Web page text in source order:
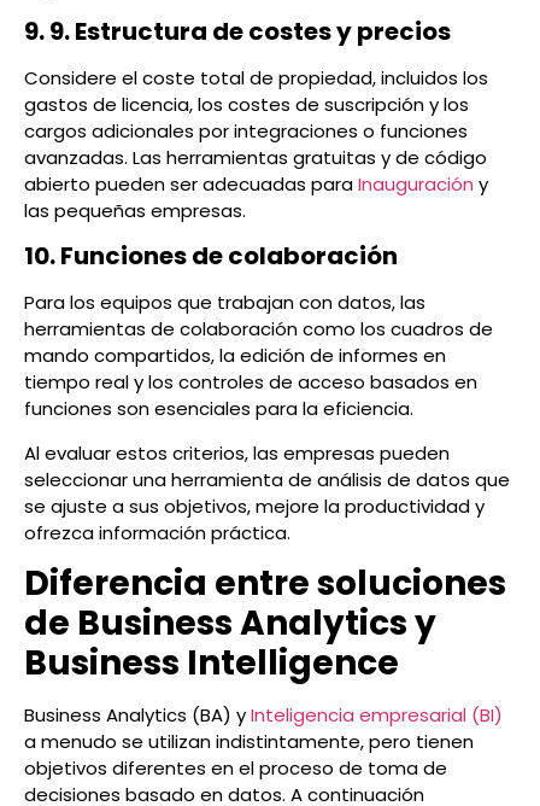
9. 9. Estructura de costes y precios
Considere el coste total de propiedad, incluidos los
gastos de licencia, los costes de suscripción y los
cargos adicionales por integraciones o funciones
avanzadas. Las herramientas gratuitas y de código
abierto pueden ser adecuadas paraInauguración y
las pequeñas empresas.
10. Funciones de colaboración
Para los equipos que trabajan con datos, las
herramientas de colaboración como los cuadros de
mando compartidos, la edición de informes en
tiempo real y los controles de acceso basados en
funciones son esenciales para la eficiencia.
Al evaluar estos criterios, las empresas pueden
seleccionar una herramienta de análisis de datos que
se ajuste a sus objetivos, mejore la productividad y
ofrezca información práctica.
Diferencia entre soluciones
de Business Analytics y
Business Intelligence
Business Analytics (BA) yInteligencia empresarial (BI)
a menudo se utilizan indistintamente, pero tienen
objetivos diferentes en el proceso de toma de
decisiones basado en datos. A continuación